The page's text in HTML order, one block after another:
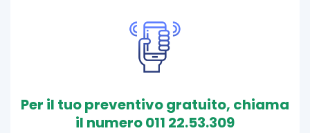
Per il tuo preventivo gratuito, chiama
il numero 011 22.53.309